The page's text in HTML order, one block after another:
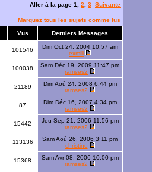
Aller à la page 1 2 3 Suivante
Marquez tous les sujets comme lus
Vus Derniers Messages
101546
Dim Oct 24, 2004 10:57 am
exmili
100038
Sam Déc 19, 2009 11:47 pm
ramses2
21189
Dim Aoû 24, 2008 6:44 pm
ramses2
87
Dim Déc 16, 2007 4:34 pm
ramses2
15442
Jeu Sep 21, 2006 11:56 pm
ramses2
113136
Sam Aoû 26, 2006 3:11 pm
christine
15368
Sam Avr 08, 2006 10:00 pm
ramses2